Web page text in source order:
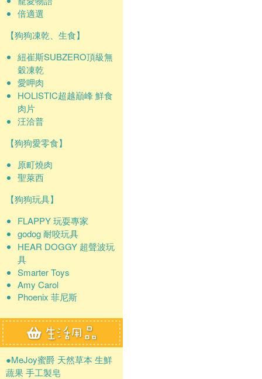
倍適選
【狗狗凍乾、生食】
紐崔斯SUBZERO頂級無
穀凍乾
愛呷肉
HOLISTIC超越巔峰 鮮食
肉片
汪洽普
【狗狗愛零食】
原町燒肉
聖萊西
【狗狗玩具】
FLAPPY 玩耍專家
godog 耐咬玩具
HEAR DOGGY 超聲波玩
具
Smarter Toys
Amy Carol
Phoenix 菲尼斯
●MeJoy蜜爵 天然草本 生鮮
蔬果 手工製皂